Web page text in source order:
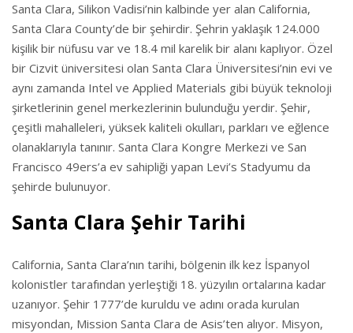
Santa Clara, Silikon Vadisi’nin kalbinde yer alan California,
Santa Clara County’de bir şehirdir. Şehrin yaklaşık 124.000
kişilik bir nüfusu var ve 18.4 mil karelik bir alanı kaplıyor. Özel
bir Cizvit üniversitesi olan Santa Clara Üniversitesi’nin evi ve
aynı zamanda Intel ve Applied Materials gibi büyük teknoloji
şirketlerinin genel merkezlerinin bulunduğu yerdir. Şehir,
çeşitli mahalleleri, yüksek kaliteli okulları, parkları ve eğlence
olanaklarıyla tanınır. Santa Clara Kongre Merkezi ve San
Francisco 49ers’a ev sahipliği yapan Levi’s Stadyumu da
şehirde bulunuyor.
Santa Clara Şehir Tarihi
California, Santa Clara’nın tarihi, bölgenin ilk kez İspanyol
kolonistler tarafından yerleştiği 18. yüzyılın ortalarına kadar
uzanıyor. Şehir 1777’de kuruldu ve adını orada kurulan
misyondan, Mission Santa Clara de Asis’ten alıyor. Misyon,